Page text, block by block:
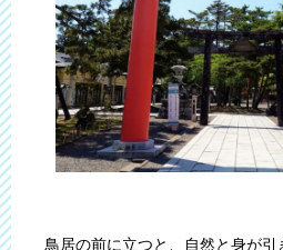
鳥居の前に立つと、自然と身が引